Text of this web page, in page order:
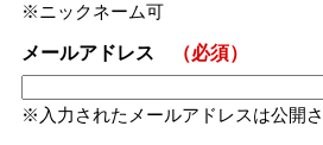
ニックネーム可
メールアドレス （必須）
入力されたメールアドレスは公開